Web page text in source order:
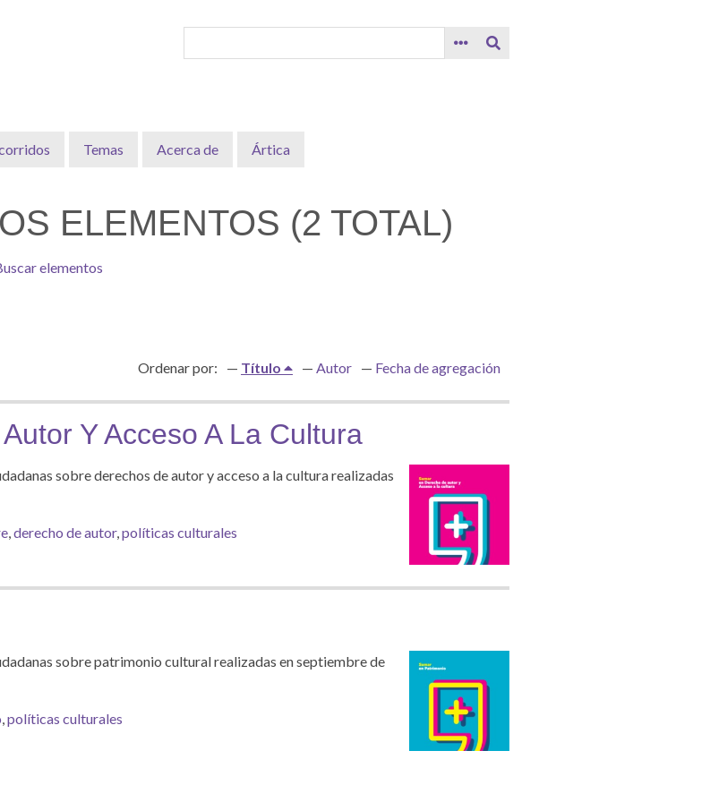
Temas Acerca de Ártica
ELEMENTOS (2 TOTAL)
elementos
Ordenar por: Título Autor Fecha de agregación
Y Acceso A La Cultura
sobre derechos de autor y acceso a la cultura realizadas
,derecho de autor,políticas culturales
sobre patrimonio cultural realizadas en septiembre de
,políticas culturales